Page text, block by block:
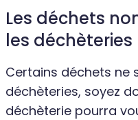
Les déchets
les déchèteries
Certains déchets ne
déchèteries, soyez
déchèterie pourra